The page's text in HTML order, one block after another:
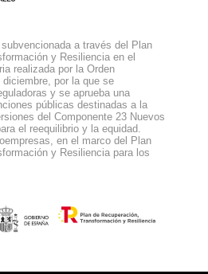
a través del Plan
y Resiliencia en el
realizada por la Orden
por la que se
y se aprueba una
públicas destinadas a la
del Componente 23 Nuevos
el reequilibrio y la equidad.
en el marco del Plan
y Resiliencia para los